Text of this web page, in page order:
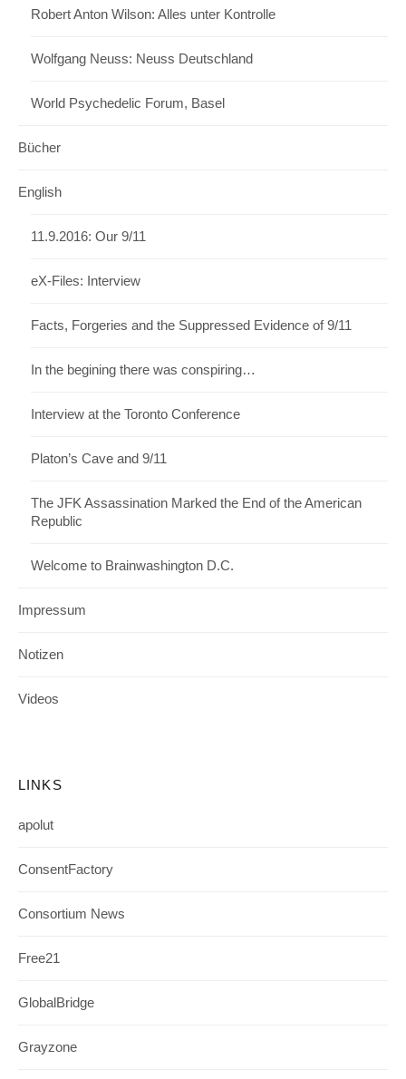
Robert Anton Wilson: Alles unter Kontrolle
Wolfgang Neuss: Neuss Deutschland
World Psychedelic Forum, Basel
Bücher
English
11.9.2016: Our 9/11
eX-Files: Interview
Facts, Forgeries and the Suppressed Evidence of 9/11
In the begining there was conspiring…
Interview at the Toronto Conference
Platon’s Cave and 9/11
The JFK Assassination Marked the End of the American
Republic
Welcome to Brainwashington D.C.
Impressum
Notizen
Videos
LINKS
apolut
ConsentFactory
Consortium News
Free21
GlobalBridge
Grayzone